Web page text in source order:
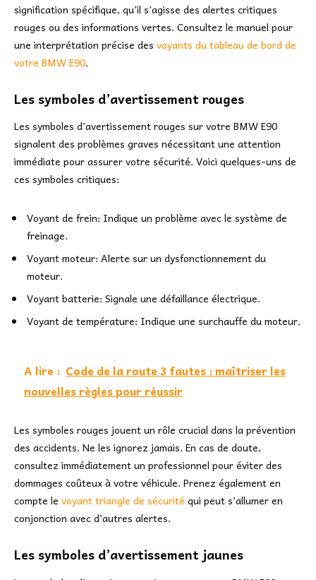
signification spécifique, qu’il s’agisse des alertes critiques
rouges ou des informations vertes. Consultez le manuel pour
une interprétation précise des voyants du tableau de bord de
votre BMW E90.
Les symboles d’avertissement rouges
Les symboles d’avertissement rouges sur votre BMW E90
signalent des problèmes graves nécessitant une attention
immédiate pour assurer votre sécurité. Voici quelques-uns de
ces symboles critiques:
Voyant de frein: Indique un problème avec le système de
freinage.
Voyant moteur: Alerte sur un dysfonctionnement du
moteur.
Voyant batterie: Signale une défaillance électrique.
Voyant de température: Indique une surchauffe du moteur.
A lire : Code de la route 3 fautes : maîtriser les
nouvelles règles pour réussir
Les symboles rouges jouent un rôle crucial dans la prévention
des accidents. Ne les ignorez jamais. En cas de doute,
consultez immédiatement un professionnel pour éviter des
dommages coûteux à votre véhicule. Prenez également en
compte le voyant triangle de sécurité qui peut s’allumer en
conjonction avec d’autres alertes.
Les symboles d’avertissement jaunes